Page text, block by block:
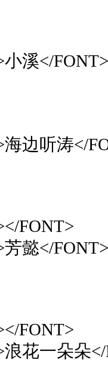
小溪</FONT>
海边听涛</
FONT>
芳懿</FONT>
FONT>
浪花一朵朵